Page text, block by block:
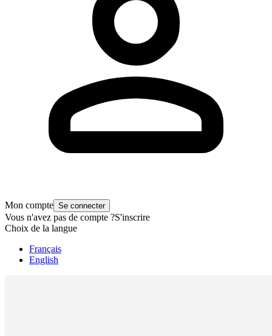
Mon compte Se connecter
Vous n'avez pas de compte ?S'inscrire
Choix de la langue
Français
English